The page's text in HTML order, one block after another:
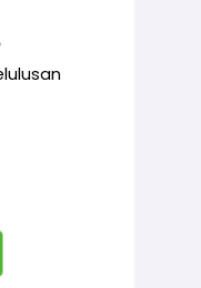
semuanya